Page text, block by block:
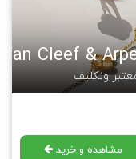
ونکلیف
مشاهده و خرید